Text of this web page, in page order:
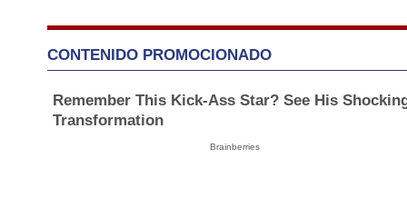
CONTENIDO PROMOCIONADO
Remember This Kick-Ass Star? See His
Transformation
Brainberries